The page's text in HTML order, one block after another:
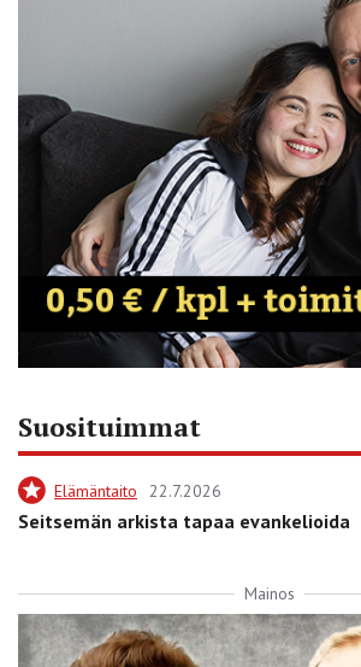
Suosituimmat
Elämäntaito 22.7.2026
Seitsemän arkista tapaa evankelioida
Mainos